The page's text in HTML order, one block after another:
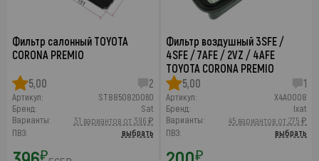
Фильтр салонный TOYOTA
CORONA PREMIO
5,00 2
Артикул:
ST8850820060
Бренд:
Sat
Варианты:
31 вариантов от 396 ₽
ПВЗ:
выбрать
₽
Фильтр воздушный 3SFE /
4SFE / 7AFE / 2VZ / 4AFE
TOYOTA CORONA PREMIO
5,00
1
Артикул:
X4A0008
Бренд:
Ixat
Варианты:
45 вариантов от 275 ₽
ПВЗ:
выбрать
₽